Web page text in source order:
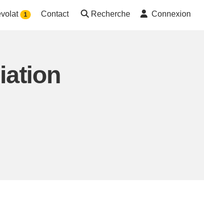
1 Contact Recherche Connexion